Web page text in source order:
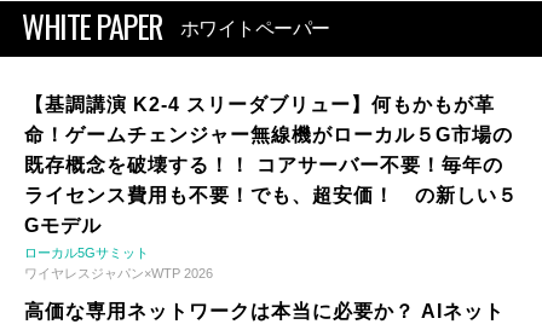
WHITE PAPER ホワイトペーパー
【基調講演 K2-4 スリーダブリュー】何もかもが革
命！ゲームチェンジャー無線機がローカル５G市場の
既存概念を破壊する！！ コアサーバー不要！毎年の
ライセンス費用も不要！でも、超安価！ の新しい５
Gモデル
ローカル5Gサミット
ワイヤレスジャパン×WTP 2026
高価な専用ネットワークは本当に必要か？ AIネット